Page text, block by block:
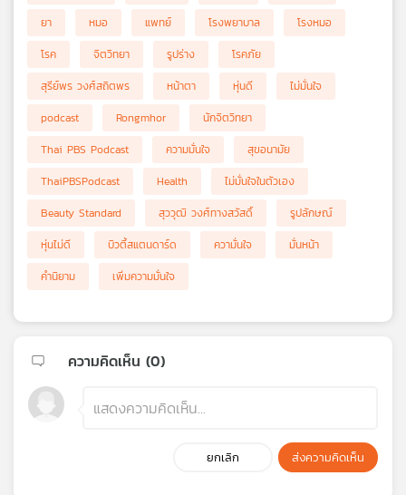
ยา
หมอ แพทย์ โรงพยาบาล
โรงหมอ
โรค
จิตวิทยา รูปร่าง
โรคภัย
สุรีย์พร วงศ์สถิตพร
หน้าตา หุ่นดี
ไม่มั่นใจ
podcast
Rongmhor
นักจิตวิทยา
Thai PBS Podcast
ความมั่นใจ
สุขอนามัย
ThaiPBSPodcast
Health
ไม่มั่นใจในตัวเอง
Beauty Standard
สุววุฒิ วงศ์ทางสวัสดิ์
รูปลักษณ์
หุ่นไม่ดี
บิวตี้สแตนดาร์ด ความั่นใจ
มั่นหน้า
คำนิยาม
เพิ่มความมั่นใจ
ความคิดเห็น (0)
ยกเลิก ส่งความคิดเห็น